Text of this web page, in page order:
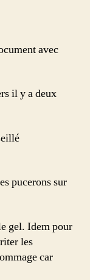
avec
il y a deux
pucerons sur
gel. Idem pour
les
car